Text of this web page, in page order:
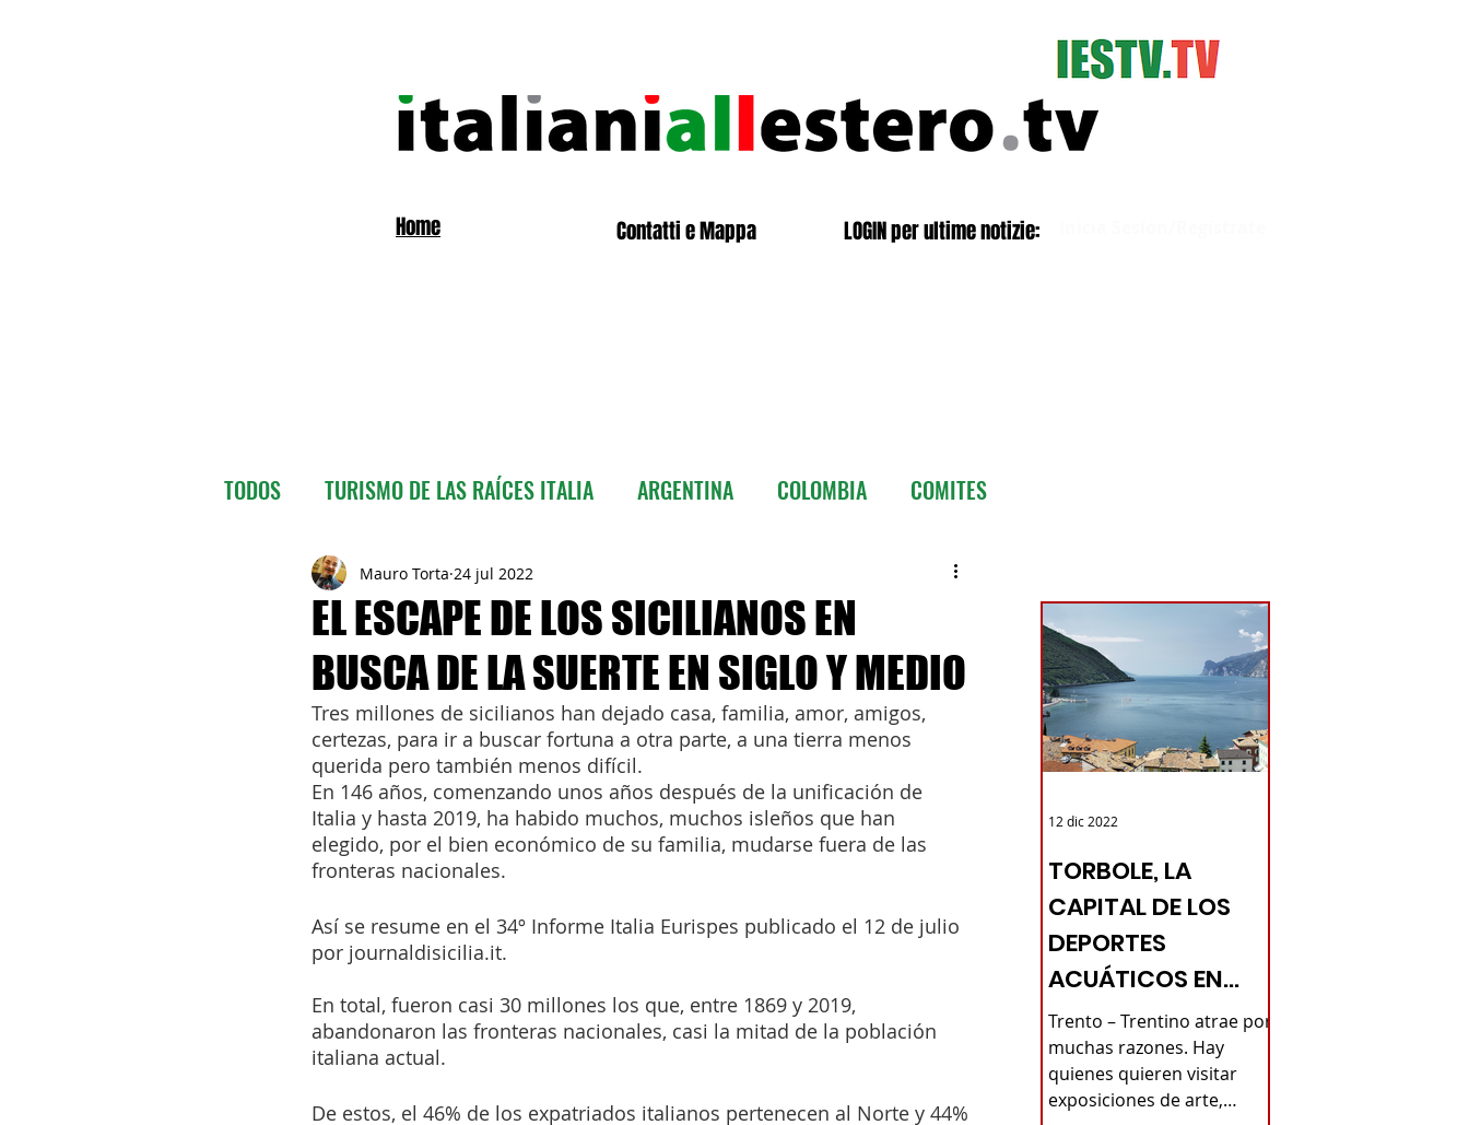
Home Contatti e Mappa LOGIN per ultime notizie:
TODOS TURISMO DE LAS RAÍCES ITALIA ARGENTINA COLOMBIA COMITES
VENEZUELA BOLIVIA CILE
EL SALVADOR GUATEMALA HONDURAS MESSICO NICARAGUA
PARAGUAY PERU' PORTORICO REPUBBLICA DOMINICANA SPAGNA
URUGUAY VENEZUELA Información ITALIA
EL ESCAPE DE LOS SICILIANOS EN
BUSCA DE LA SUERTE EN SIGLO Y MEDIO
Mauro Torta 24 jul 2022
Tres millones de sicilianos han dejado casa, familia, amor, amigos,
certezas, para ir a buscar fortuna a otra parte, a una tierra menos
querida pero también menos difícil.
En 146 años, comenzando unos años después de la unificación de
Italia y hasta 2019, ha habido muchos, muchos isleños que han
elegido, por el bien económico de su familia, mudarse fuera de las
fronteras nacionales.
Así se resume en el 34º Informe Italia Eurispes publicado el 12 de julio
por journaldisicilia.it.
En total, fueron casi 30 millones los que, entre 1869 y 2019,
abandonaron las fronteras nacionales, casi la mitad de la población
italiana actual.
De estos, el 46% de los expatriados italianos pertenecen al Norte y 44%
TORBOLE, LA
CAPITAL DE LOS
DEPORTES
ACUÁTICOS EN
TRENTINO -
TURISMO DE LAS
RAÍCES
Trento – Trentino atrae por
muchas razones. Hay
quienes quieren visitar
exposiciones de arte,
12 dic 2022